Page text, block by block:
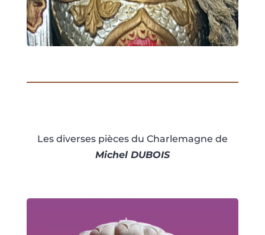
Les diverses pièces du Charlemagne de
Michel DUBOIS